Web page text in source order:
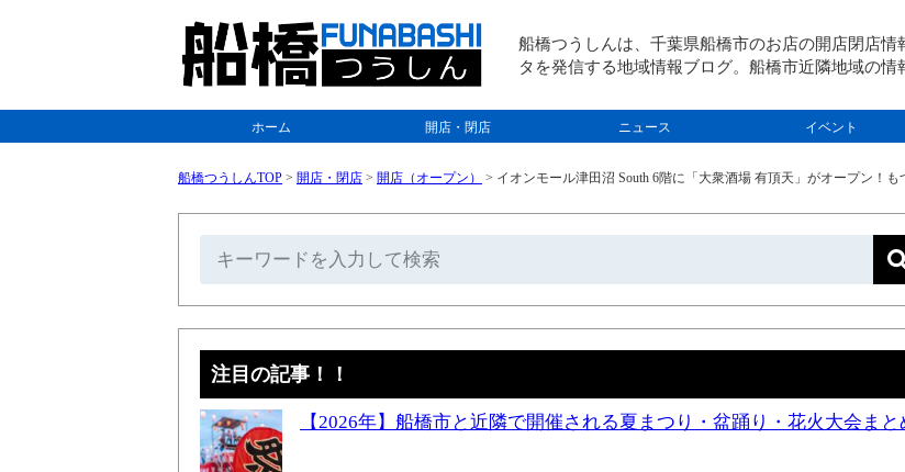
船橋つうしんは、千葉県船橋市のお店の開店閉店
タを発信する地域情報ブログ。船橋市近隣地域の情
ホーム 開店・閉店 ニュース イベント
船橋つうしんTOP > 開店・閉店 > 開店（オープン） > イオンモール津田沼 South 6階に「大衆酒場 有頂天」がオープン！
注目の記事！！
【2026年】船橋市と近隣で開催される夏まつり・盆踊り・花火大会まと